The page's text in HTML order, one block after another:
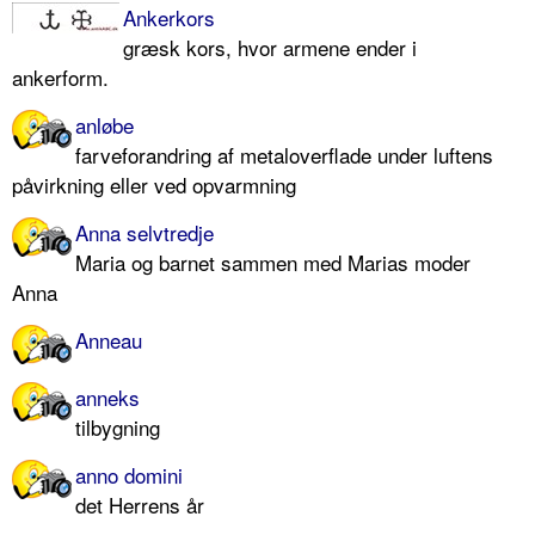
Ankerkors
græsk kors, hvor armene ender i
ankerform.
anløbe
farveforandring af metaloverflade under luftens
påvirkning eller ved opvarmning
Anna selvtredje
Maria og barnet sammen med Marias moder
Anna
Anneau
anneks
tilbygning
anno domini
det Herrens år